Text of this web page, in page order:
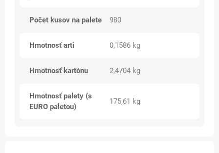
Počet kusov na palete 980
Hmotnosť arti 0,1586 kg
Hmotnosť kartónu 2,4704 kg
Hmotnosť palety (s
EURO paletou)
175,61 kg